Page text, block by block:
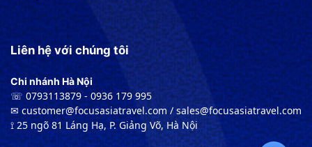
Liên hệ với chúng tôi
Chi nhánh Hà Nội
☏ 0793113879 - 0936 179 995
✉︎ customer@focusasiatravel.com / sales@focusasiatravel.com
⟟ 25 ngõ 81 Láng Hạ, P. Giảng Võ, Hà Nội